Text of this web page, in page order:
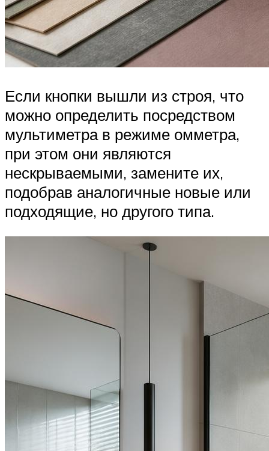
Если кнопки вышли из строя, что
можно определить посредством
мультиметра в режиме омметра,
при этом они являются
нескрываемыми, замените их,
подобрав аналогичные новые или
подходящие, но другого типа.